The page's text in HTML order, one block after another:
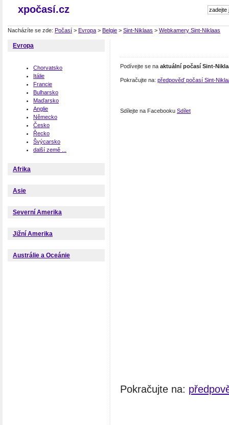
xpočasí.cz
Nacházíte se zde: Počasí > Evropa > Belgie > Sint-Niklaas > Webkamery Sint-Niklaas
Evropa
Chorvatsko
Itálie
Francie
Bulharsko
Maďarsko
Anglie
Německo
Česko
Řecko
Švýcarsko
další země ...
Afrika
Asie
Severní Amerika
Jižní Amerika
Austrálie a Oceánie
Podívejte se na aktuální počasí Sint-
Pokračujte na: předpověď počasí Sint-
Sdílejte na Facebooku Sdílet
Pokračujte na: